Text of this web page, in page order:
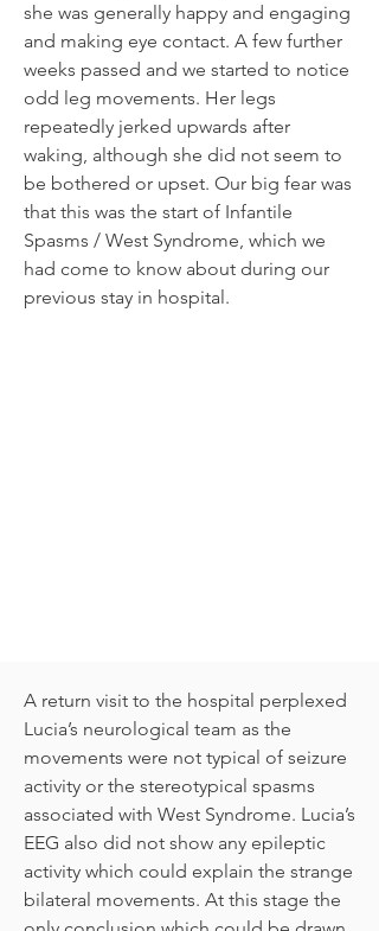
she was generally happy and engaging
and making eye contact. A few further
weeks passed and we started to notice
odd leg movements. Her legs
repeatedly jerked upwards after
waking, although she did not seem to
be bothered or upset. Our big fear was
that this was the start of Infantile
Spasms / West Syndrome, which we
had come to know about during our
previous stay in hospital.
A return visit to the hospital perplexed
Lucia’s neurological team as the
movements were not typical of seizure
activity or the stereotypical spasms
associated with West Syndrome. Lucia’s
EEG also did not show any epileptic
activity which could explain the strange
bilateral movements. At this stage the